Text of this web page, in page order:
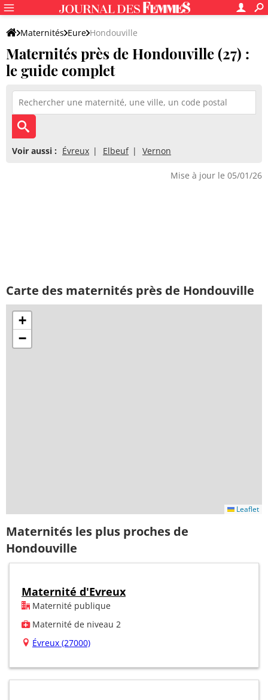
Maternités Eure Hondouville
Maternités près de Hondouville (27) :
le guide complet
Voir aussi : Évreux Elbeuf Vernon
Mise à jour le 05/01/26
Carte des maternités près de Hondouville
+
−
Leaflet
Maternités les plus proches de
Hondouville
Maternité d'Evreux
Maternité publique
Maternité de niveau 2
Évreux (27000)